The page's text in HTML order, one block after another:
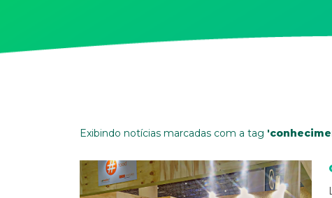
Exibindo notícias marcadas com a tag